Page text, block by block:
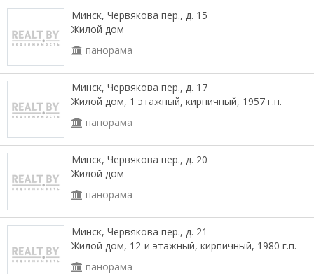
Минск, Червякова пер., д. 15
Жилой дом
панорама
Минск, Червякова пер., д. 17
Жилой дом, 1 этажный, кирпичный, 1957 г.п.
панорама
Минск, Червякова пер., д. 20
Жилой дом
панорама
Минск, Червякова пер., д. 21
Жилой дом, 12-и этажный, кирпичный, 1980 г.п.
панорама